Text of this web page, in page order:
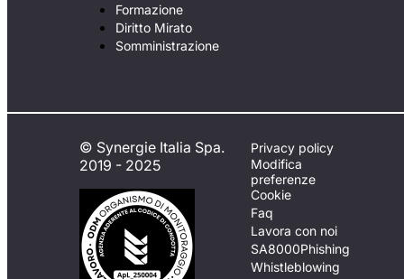
Formazione
Diritto Mirato
Somministrazione
© Synergie Italia Spa.
2019 - 2025
Privacy policy
Modifica
preferenze
Cookie
Faq
Lavora con noi
SA8000Phishing
Whistleblowing